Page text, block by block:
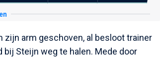
zijn arm geschoven, al besloot trainer
bij Steijn weg te halen. Mede door